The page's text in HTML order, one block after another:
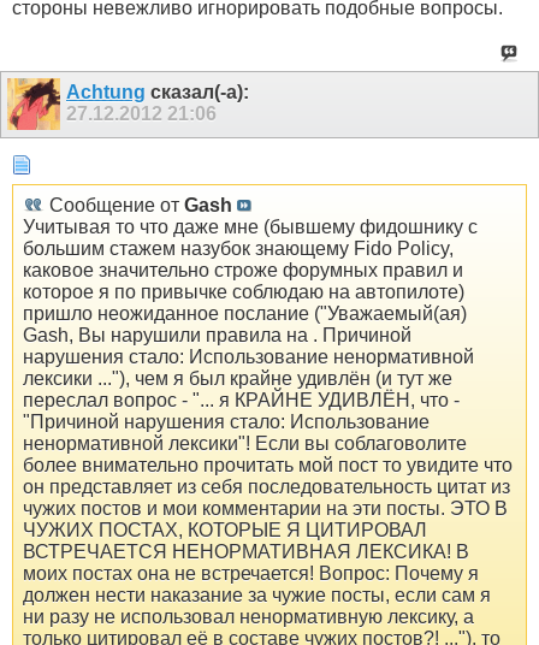
стороны невежливо игнорировать подобные вопросы.
Achtung сказал(-а):
27.12.2012 21:06
Сообщение от Gash
Учитывая то что даже мне (бывшему фидошнику с
большим стажем назубок знающему Fido Policy,
каковое значительно строже форумных правил и
которое я по привычке соблюдаю на автопилоте)
пришло неожиданное послание ("Уважаемый(ая)
Gash, Вы нарушили правила на . Причиной
нарушения стало: Использование ненормативной
лексики ..."), чем я был крайне удивлён (и тут же
переслал вопрос - "... я КРАЙНЕ УДИВЛЁН, что -
"Причиной нарушения стало: Использование
ненормативной лексики"! Если вы соблаговолите
более внимательно прочитать мой пост то увидите что
он представляет из себя последовательность цитат из
чужих постов и мои комментарии на эти посты. ЭТО В
ЧУЖИХ ПОСТАХ, КОТОРЫЕ Я ЦИТИРОВАЛ
ВСТРЕЧАЕТСЯ НЕНОРМАТИВНАЯ ЛЕКСИКА! В
моих постах она не встречается! Вопрос: Почему я
должен нести наказание за чужие посты, если сам я
ни разу не использовал ненормативную лексику, а
только цитировал её в составе чужих постов?! ..."), то